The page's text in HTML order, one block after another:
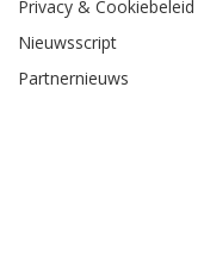
Privacy & Cookiebeleid
Nieuwsscript
Partnernieuws